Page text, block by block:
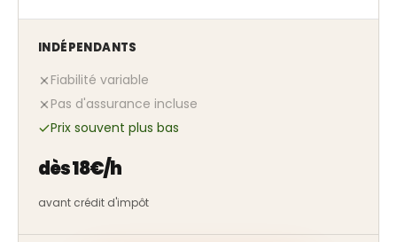
INDÉPENDANTS
Fiabilité variable
Pas d'assurance incluse
Prix souvent plus bas
dès 18€/h
avant crédit d'impôt